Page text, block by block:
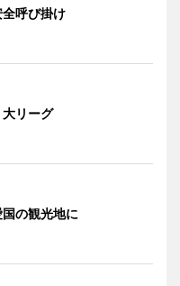
全呼び掛け
リーグ
国の観光地に